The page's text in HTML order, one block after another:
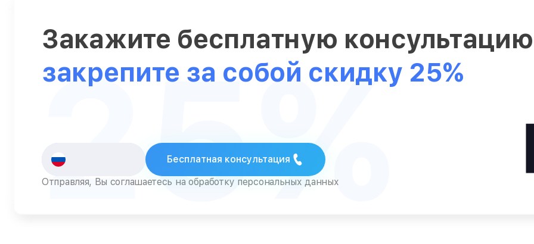
Серверы
Сканеры
Стедикамы
Стиральные машины
Закажите бесплатную
закрепите за собой скидку 25%
Бесплатная консультация
Отправляя, Вы соглашаетесь на обработку персональных данных
25%